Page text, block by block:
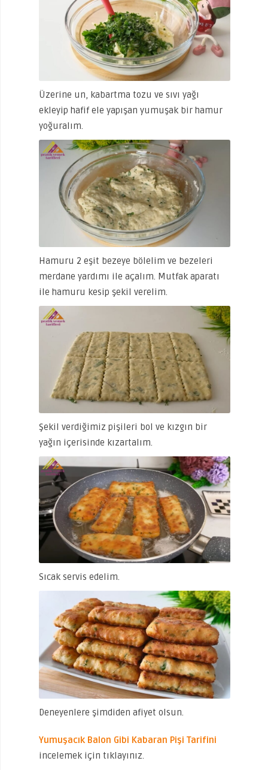
Üzerine un, kabartma tozu ve sıvı yağı
ekleyip hafif ele yapışan yumuşak bir hamur
yoğuralım.
Hamuru 2 eşit bezeye bölelim ve bezeleri
merdane yardımı ile açalım. Mutfak aparatı
ile hamuru kesip şekil verelim.
Şekil verdiğimiz pişileri bol ve kızgın bir
yağın içerisinde kızartalım.
Sıcak servis edelim.
Deneyenlere şimdiden afiyet olsun.
Yumuşacık Balon Gibi Kabaran Pişi Tarifini
incelemek için tıklayınız.